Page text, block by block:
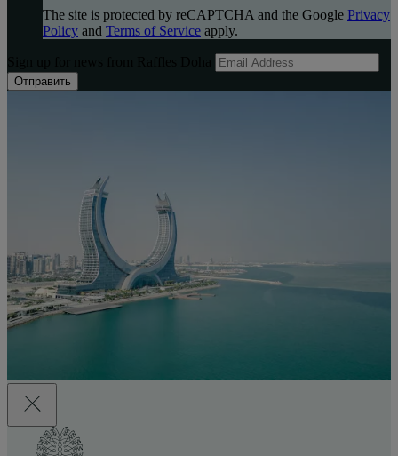
The site is protected by reCAPTCHA and the Google Privacy
Policy and Terms of Service apply.
Отправить